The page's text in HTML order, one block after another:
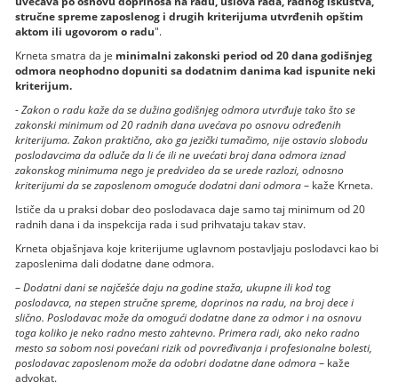
stručne spreme zaposlenog i drugih kriterijuma utvrđenih opštim
aktom ili ugovorom o radu".
Krneta smatra da je minimalni zakonski period od 20 dana godišnjeg
odmora neophodno dopuniti sa dodatnim danima kad ispunite neki
kriterijum.
-Zakon o radu kaže da se dužina godišnjeg odmora utvrđuje tako što se
zakonski minimum od 20 radnih dana uvećava po osnovu određenih
kriterijuma. Zakon praktično, ako ga jezički tumačimo, nije ostavio slobodu
poslodavcima da odluče da li će ili ne uvećati broj dana odmora iznad
zakonskog minimuma nego je predvideo da se urede razlozi, odnosno
kriterijumi da se zaposlenom omoguće dodatni dani odmora– kaže Krneta.
Ističe da u praksi dobar deo poslodavaca daje samo taj minimum od 20
radnih dana i da inspekcija rada i sud prihvataju takav stav.
Krneta objašnjava koje kriterijume uglavnom postavljaju poslodavci kao bi
zaposlenima dali dodatne dane odmora.
–Dodatni dani se najčešće daju na godine staža, ukupne ili kod tog
poslodavca, na stepen stručne spreme, doprinos na radu, na broj dece i
slično. Poslodavac može da omogući dodatne dane za odmor i na osnovu
toga koliko je neko radno mesto zahtevno. Primera radi, ako neko radno
mesto sa sobom nosi povećani rizik od povređivanja i profesionalne bolesti,
poslodavac zaposlenom može da odobri dodatne dane odmora– kaže
advokat.